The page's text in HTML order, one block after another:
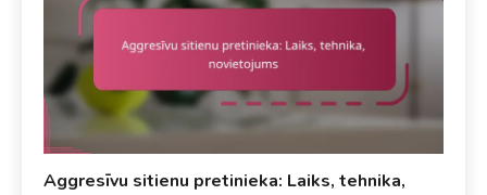
Aggresīvu sitienu pretinieka: Laiks, tehnika,